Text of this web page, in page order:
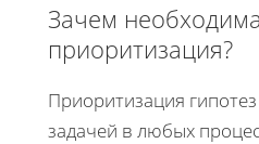
Зачем необходима
приоритизация?
Приоритизация
задачей в любых